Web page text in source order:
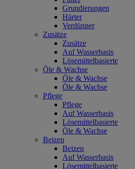
Grundierungen
Härter
Verdünner
Zusätze
Zusätze
Auf Wasserbasis
Lösemittelbasierte
Öle & Wachse
Öle & Wachse
Öle & Wachse
Pflege
Pflege
Auf Wasserbasis
Lösemittelbasierte
Öle & Wachse
Beizen
Beizen
Auf Wasserbasis
Lösemittelbasierte